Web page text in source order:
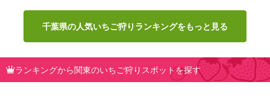
千葉県の人気いちご狩りランキングをもっと見る
ランキングから関東のいちご狩りスポットを探す